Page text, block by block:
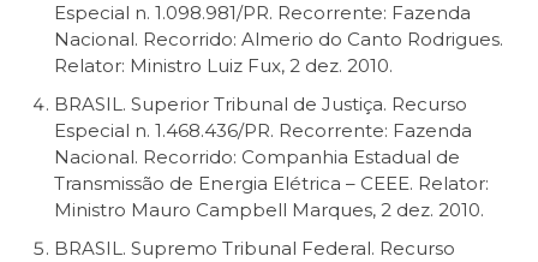
Especial n. 1.098.981/PR. Recorrente: Fazenda
Nacional. Recorrido: Almerio do Canto Rodrigues.
Relator: Ministro Luiz Fux, 2 dez. 2010.
BRASIL. Superior Tribunal de Justiça. Recurso
Especial n. 1.468.436/PR. Recorrente: Fazenda
Nacional. Recorrido: Companhia Estadual de
Transmissão de Energia Elétrica – CEEE. Relator:
Ministro Mauro Campbell Marques, 2 dez. 2010.
BRASIL. Supremo Tribunal Federal. Recurso